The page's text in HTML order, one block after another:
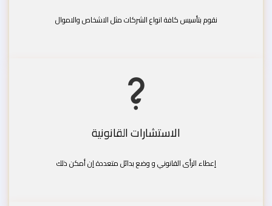
نقوم بتأسيس كافة انواع الشركات مثل الاشخاص والاموال
الاستشارات القانونية
إعطاء الرأى القانوني و وضع بدائل متعددة إن أمكن ذلك